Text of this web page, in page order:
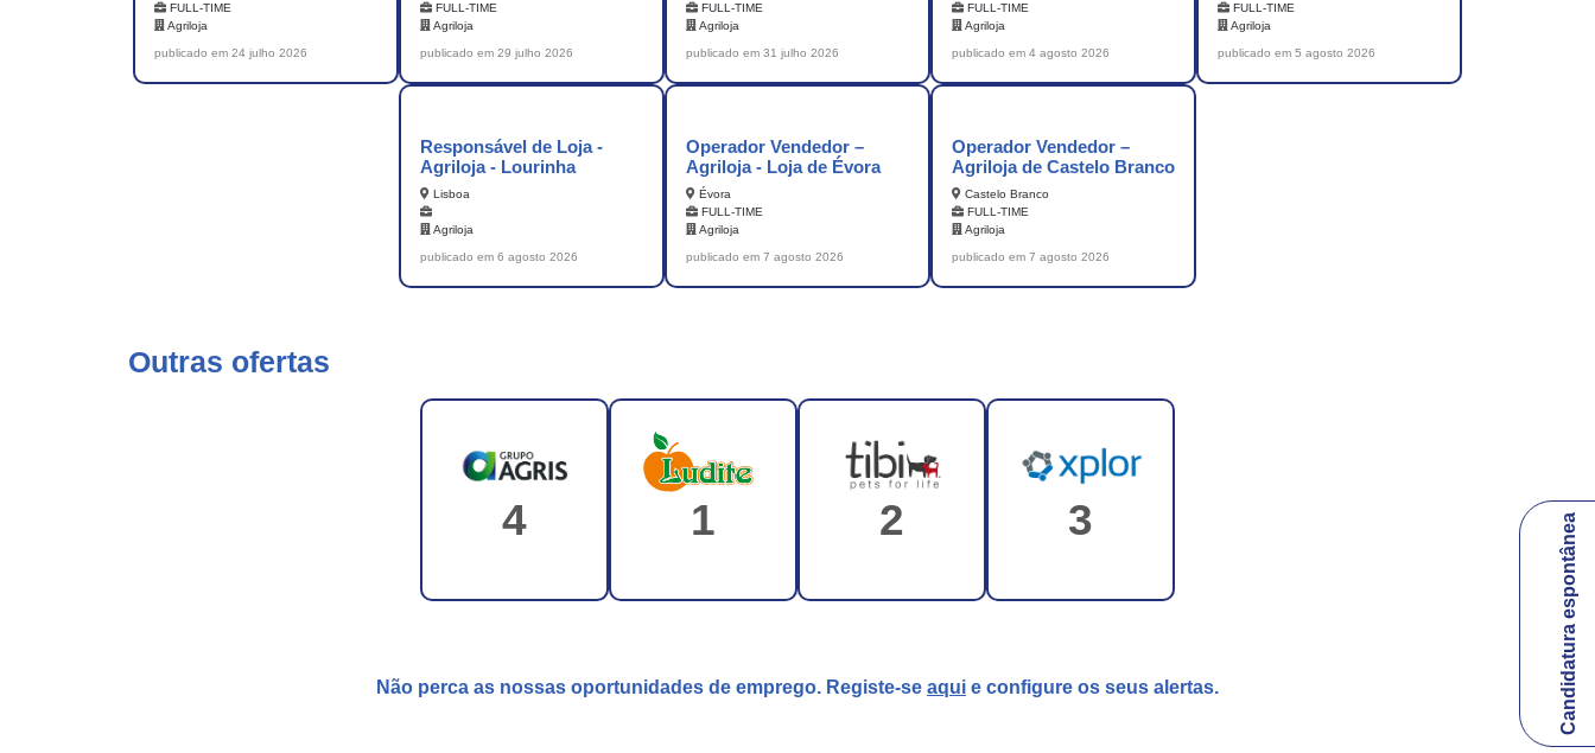
FULL-TIME
Agriloja
publicado em 24 julho 2026
FULL-TIME
Agriloja
publicado em 29 julho 2026
FULL-TIME
Agriloja
publicado em 31 julho 2026
FULL-TIME
Agriloja
publicado em 4 agosto 2026
FULL-TIME
Agriloja
publicado em 5 agosto 2026
Responsável de Loja -
Agriloja - Lourinha
Lisboa
Agriloja
publicado em 6 agosto 2026
Operador Vendedor –
Agriloja - Loja de Évora
Évora
FULL-TIME
Agriloja
publicado em 7 agosto 2026
Operador Vendedor –
Agriloja de Castelo Branco
Castelo Branco
FULL-TIME
Agriloja
publicado em 7 agosto 2026
Candidatura espontânea
Outras ofertas
4 1 2 3
Não perca as nossas oportunidades de emprego. Registe-se aqui e configure os seus alertas.